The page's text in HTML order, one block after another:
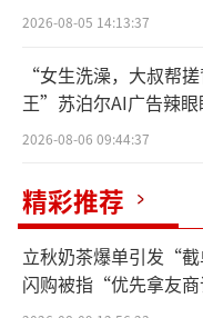
对于今年第
出，第三季度受
持平，而公司外
售费用增加，导
来较高，随着外
完成年初制定的
海外市场方面
2026-08-05 14:13:37
“女生洗澡，大叔帮
王”苏泊尔AI广告辣眼
2026-08-06 09:44:37
精彩推荐
立秋奶茶爆单引发“
闪购被指“优先拿友
贵的拿”